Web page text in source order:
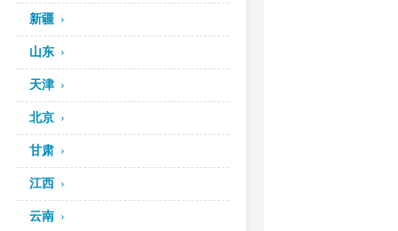
新疆
山东
天津
北京
甘肃
江西
云南